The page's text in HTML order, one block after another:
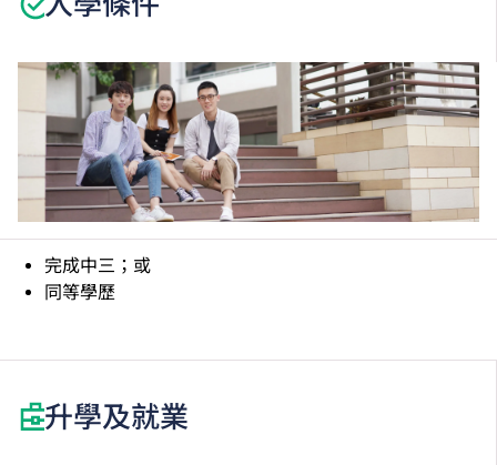
完成中三；或
同等學歷
升學及就業